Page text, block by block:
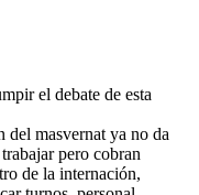
el debate de esta
del masvernat ya no da
pero cobran
de la internación,